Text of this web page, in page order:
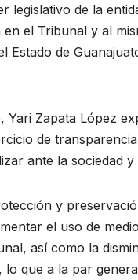
legislativo de la
el Tribunal y al
de
Yari Zapata López
de
ante la sociedad
y
el uso de
así como la
que a la par